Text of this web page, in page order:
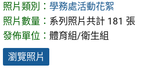
照片類別： 學務處活動花絮
照片數量： 系列照片共計 181 張
發佈單位： 體育組/衛生組
瀏覽照片